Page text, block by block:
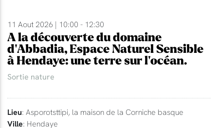
11 Aout 2026 | 10:00 - 12:30
A la découverte du domaine
d'Abbadia, Espace Naturel Sensible
à Hendaye: une terre sur l'océan.
Sortie nature
Lieu: Asporotsttipi, la maison de la Corniche basque
Ville: Hendaye